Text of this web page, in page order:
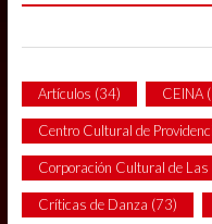
Artículos (34) CEINA
Centro Cultural de
Corporación Cultural de Las
Críticas de Danza (73)